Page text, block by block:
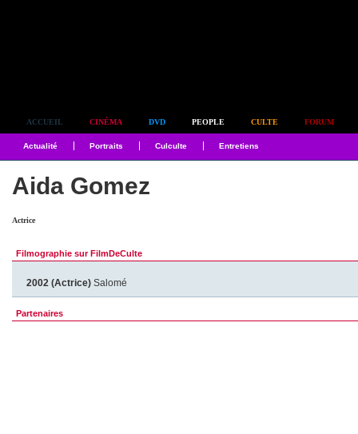
ACCUEIL CINÉMA DVD PEOPLE CULTE FORUM
Actualité Portraits Culculte Entretiens
Aida Gomez
Actrice
Filmographie sur FilmDeCulte
2002 (Actrice) Salomé
Partenaires